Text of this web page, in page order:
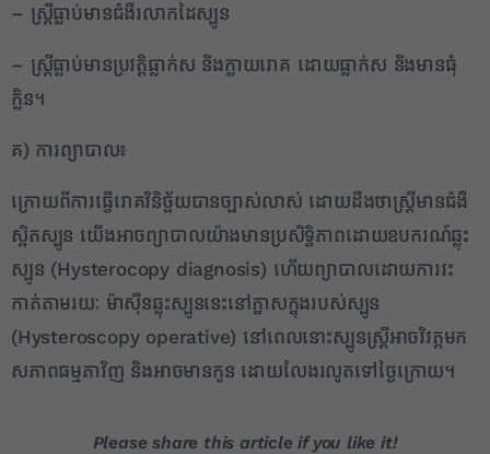
– ស្ត្រីធ្លាប់មានជំងឺរលាកដៃស្បូន
– ស្ត្រីធ្លាប់មានប្រវត្តិធ្លាក់ស និងក្លាយរោគ ដោយធ្លាក់ស និងមានធុំ
ក្លិន។
គ) ការព្យាបាល៖
ក្រោយពីការធ្វើរោគវិនិច្ឆ័យបានច្បាស់លាស់ ដោយដឹងថាស្ត្រីមានជំងឺ
ស្អិតស្បូន យើងអាចព្យាបាលយ៉ាងមានប្រសិទ្ធិភាពដោយឧបករណ៍ឆ្លុះ
ស្បូន (Hysterocopy diagnosis) ហើយព្យាបាលដោយការវះ
កាត់តាមរយៈ ម៉ាស៊ីនឆ្លុះស្បូននេះនៅភ្នាសក្នុងរបស់ស្បូន
(Hysteroscopy operative) នៅពេលនោះស្បូនស្ត្រីអាចវិវត្តមក
សភាពធម្មតាវិញ និងអាចមានកូន ដោយលែងរលូតទៅថ្ងៃក្រោយ។
Please share this article if you like it!